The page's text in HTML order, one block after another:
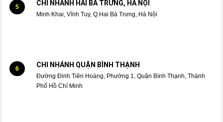
5 CHI NHÁNH HAI BÀ TRƯNG, HÀ NỘI
Minh Khai, Vĩnh Tuy, Q.Hai Bà Trưng, Hà Nội
6 CHI NHÁNH QUẬN BÌNH THẠNH
Đường Đinh Tiên Hoàng, Phường 1, Quận Bình Thạnh, Thành
Phố Hồ Chí Minh